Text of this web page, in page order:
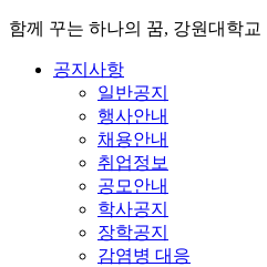
함께 꾸는 하나의 꿈, 강원대학교
공지사항
일반공지
행사안내
채용안내
취업정보
공모안내
학사공지
장학공지
감염병 대응